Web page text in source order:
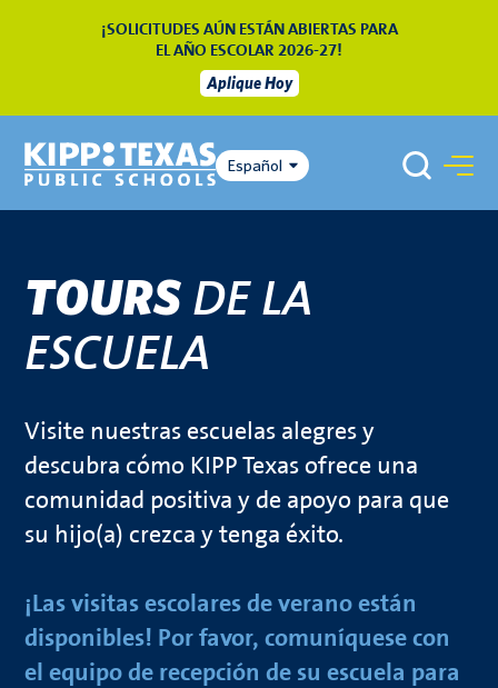
¡SOLICITUDES AÚN ESTÁN ABIERTAS PARA
EL AÑO ESCOLAR 2026-27!
Aplique Hoy
Español
TOURS DE LA
ESCUELA
Visite nuestras escuelas alegres y
descubra cómo KIPP Texas ofrece una
comunidad positiva y de apoyo para que
su hijo(a) crezca y tenga éxito.
¡Las visitas escolares de verano están
disponibles! Por favor, comuníquese con
el equipo de recepción de su escuela para